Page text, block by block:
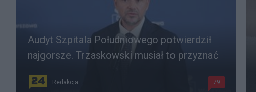
Audyt Szpitala Południowego potwierdził
najgorsze. Trzaskowski musiał to przyznać
Redakcja 79